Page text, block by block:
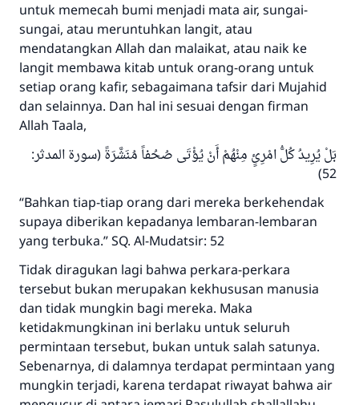
untuk memecah bumi menjadi mata air, sungai-
sungai, atau meruntuhkan langit, atau
mendatangkan Allah dan malaikat, atau naik ke
langit membawa kitab untuk orang-orang untuk
setiap orang kafir, sebagaimana tafsir dari Mujahid
dan selainnya. Dan hal ini sesuai dengan firman
Allah Taala,
بَلْ يُرِيدُ كُلُّ امْرِئٍ مِنْهُمْ أَنْ يُؤْتَى صُحُفاً مُنَشَّرَةً (سورة المدثر:
52)
“Bahkan tiap-tiap orang dari mereka berkehendak
supaya diberikan kepadanya lembaran-lembaran
yang terbuka.” SQ. Al-Mudatsir: 52
Tidak diragukan lagi bahwa perkara-perkara
tersebut bukan merupakan kekhususan manusia
dan tidak mungkin bagi mereka. Maka
ketidakmungkinan ini berlaku untuk seluruh
permintaan tersebut, bukan untuk salah satunya.
Sebenarnya, di dalamnya terdapat permintaan yang
mungkin terjadi, karena terdapat riwayat bahwa air